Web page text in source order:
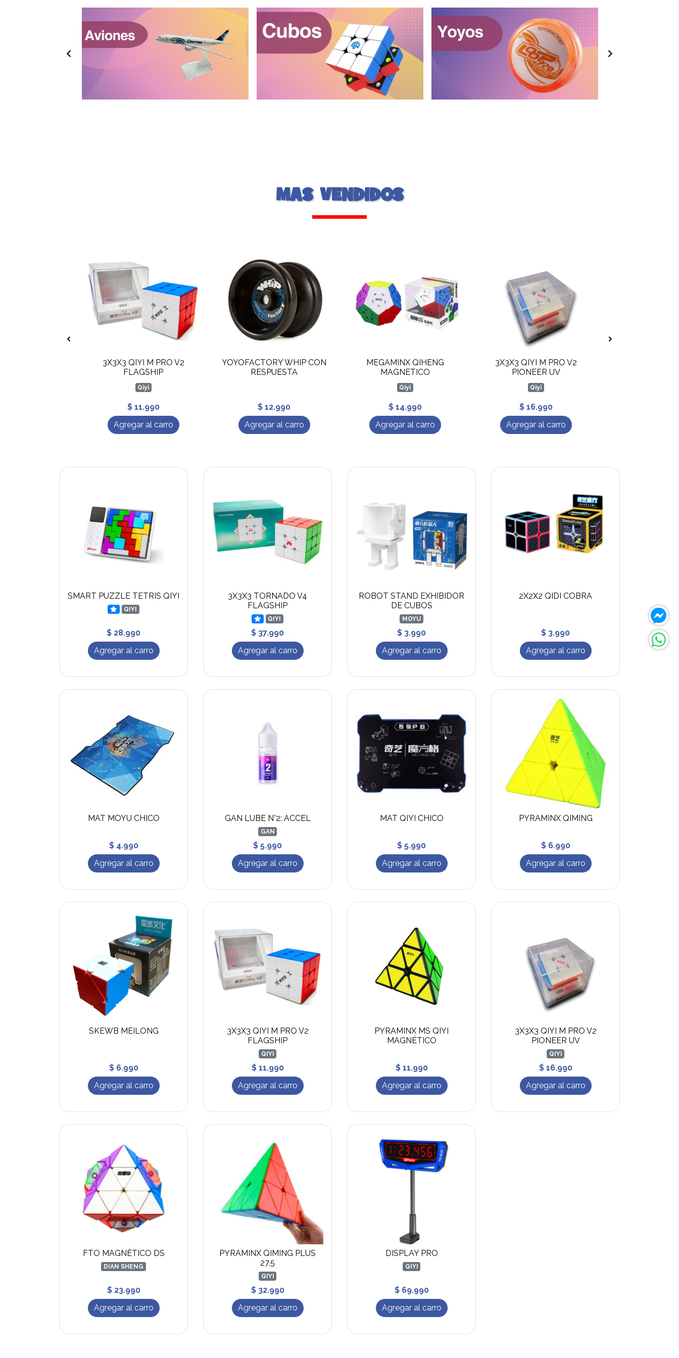
MAS VENDIDOS
3X3X3 QIYI M PRO V2
FLAGSHIP
Qiyi
$ 11.990
Agregar al carro
YOYOFACTORY WHIP CON
RESPUESTA
$ 12.990
Agregar al carro
MEGAMINX QIHENG
MAGNETICO
Qiyi
$ 14.990
Agregar al carro
3X3X3 QIYI M PRO V2
PIONEER UV
Qiyi
$ 16.990
Agregar al carro
SMART PUZZLE TETRIS QIYI
QIYI
$ 28.990
Agregar al carro
3X3X3 TORNADO V4
FLAGSHIP
QIYI
$ 37.990
Agregar al carro
ROBOT STAND EXHIBIDOR
DE CUBOS
MOYU
$ 3.990
Agregar al carro
2X2X2 QIDI COBRA
$ 3.990
Agregar al carro
MAT MOYU CHICO
$ 4.990
Agregar al carro
GAN LUBE N°2: ACCEL
GAN
$ 5.990
Agregar al carro
MAT QIYI CHICO
$ 5.990
Agregar al carro
PYRAMINX QIMING
$ 6.990
Agregar al carro
SKEWB MEILONG
$ 6.990
Agregar al carro
3X3X3 QIYI M PRO V2
FLAGSHIP
QIYI
$ 11.990
Agregar al carro
PYRAMINX MS QIYI
MAGNÉTICO
$ 11.990
Agregar al carro
3X3X3 QIYI M PRO V2
PIONEER UV
QIYI
$ 16.990
Agregar al carro
FTO MAGNÉTICO DS
DIAN SHENG
$ 23.990
Agregar al carro
PYRAMINX QIMING PLUS
27,5
QIYI
$ 32.990
Agregar al carro
DISPLAY PRO
QIYI
$ 69.990
Agregar al carro